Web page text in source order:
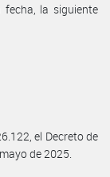
la siguiente
el Decreto de
de 2025.